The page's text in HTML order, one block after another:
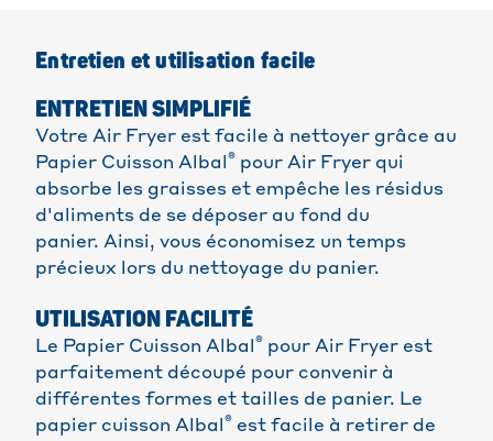
Entretien et utilisation facile
ENTRETIEN SIMPLIFIÉ
Votre Air Fryer est facile à nettoyer grâce au
Papier Cuisson Albal ® pour Air Fryer qui
absorbe les graisses et empêche les résidus
d'aliments de se déposer au fond du
panier. Ainsi, vous économisez un temps
précieux lors du nettoyage du panier.
UTILISATION FACILITÉ
Le Papier Cuisson Albal ® pour Air Fryer est
parfaitement découpé pour convenir à
différentes formes et tailles de panier. Le
papier cuisson Albal ® est facile à retirer de